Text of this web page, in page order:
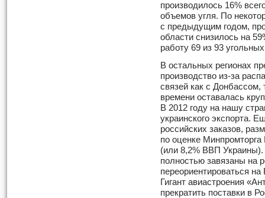
производилось 16%
объемов угля. По
с предыдущим годом,
области снизилось на
работу 69 из 93
В остальных регионах
производство из-за
связей как с Донбассом,
времени оставалась
В 2012 году на нашу
украинского экспорта.
российских заказов,
по оценке
(или 8,2% ВВП
полностью завязаны на
переориентироваться
Гигант авиастроения
прекратить поставки в